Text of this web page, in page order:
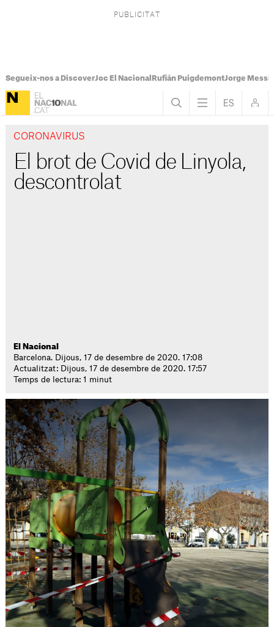
Segueix-nos a DiscoverJoc El Nacional Rufián PuigdemontJorge Messi
CORONAVIRUS
El brot de Covid de Linyola,
descontrolat
El Nacional
Barcelona. Dijous, 17 de desembre de 2020. 17:08
Actualitzat: Dijous, 17 de desembre de 2020. 17:57
Temps de lectura: 1 minut